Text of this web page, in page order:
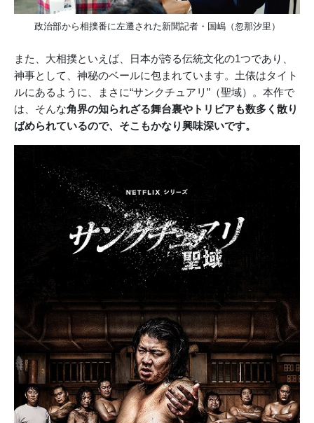
政治部から相撲番に左遷された新聞記者・国嶋（忽那汐里）
また、大相撲といえば、日本が誇る伝統文化の1つであり、
神事として、神秘のベールに包まれています。土俵はタイト
ルにあるように、まさに“サンクチュアリ”（聖域）。本作で
は、そんな角界の知られざる舞台裏やトリビアも数多く散り
ばめられているので、そこもかなり興味深いです。